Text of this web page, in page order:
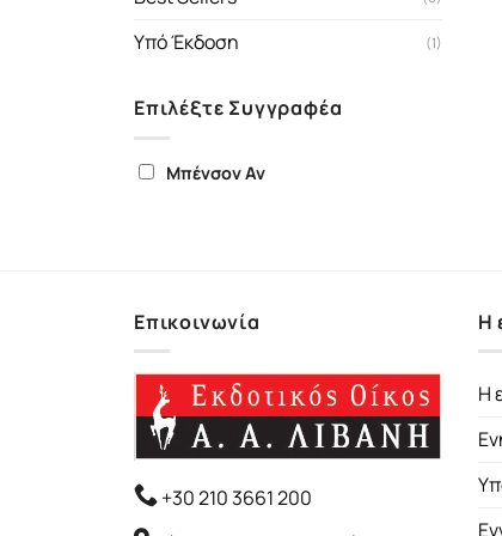
Υπό Έκδοση (1)
Επιλέξτε Συγγραφέα
Μπένσον Αν
Επικοινωνία
+30 210 3661 200
Η
Η